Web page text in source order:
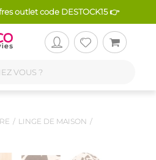
outlet code DESTOCK15 👉
LINGE DE MAISON